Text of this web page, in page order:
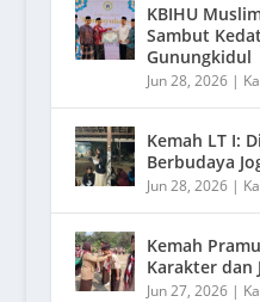
KBIHU
Sambut
Gunungkidul
Jun 28, 2026|
Kemah LT I:
Berbudaya
Jun 28, 2026|
Kemah
Karakter dan
Jun 27, 2026|